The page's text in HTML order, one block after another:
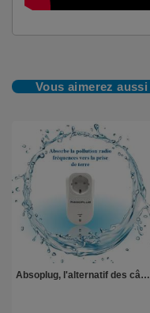
Vous aimerez aussi
Absoplug, l'alternatif des câbles blindés | Letempledelavie.fr